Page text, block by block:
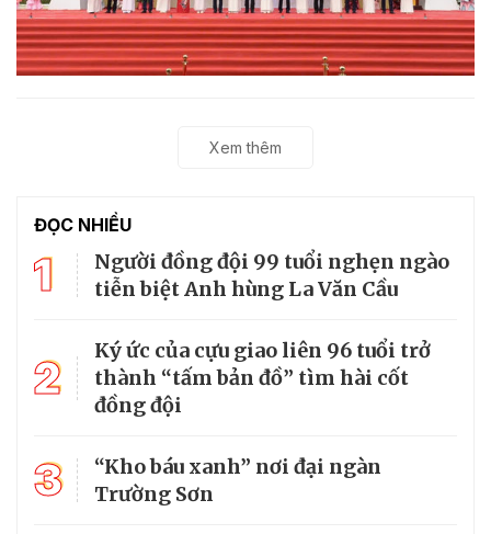
Xem thêm
ĐỌC NHIỀU
1
Người đồng đội 99 tuổi nghẹn ngào
tiễn biệt Anh hùng La Văn Cầu
2
Ký ức của cựu giao liên 96 tuổi trở
thành “tấm bản đồ” tìm hài cốt
đồng đội
3
“Kho báu xanh” nơi đại ngàn
Trường Sơn